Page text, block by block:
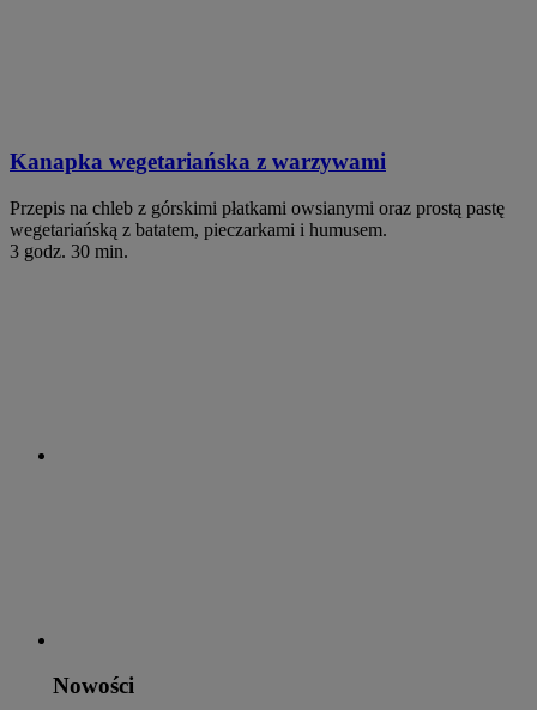
Kanapka wegetariańska z warzywami
Przepis na chleb z górskimi płatkami owsianymi oraz prostą pastę
wegetariańską z batatem, pieczarkami i humusem.
3 godz. 30 min.
Nowości